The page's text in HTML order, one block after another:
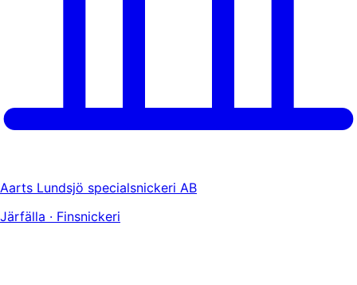
Aarts Lundsjö specialsnickeri AB
Järfälla · Finsnickeri